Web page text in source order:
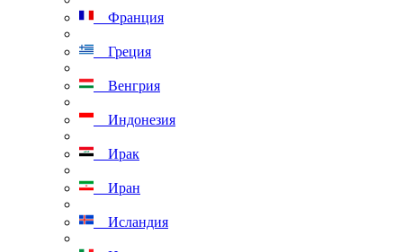
Франция
Греция
Венгрия
Индонезия
Ирак
Иран
Исландия